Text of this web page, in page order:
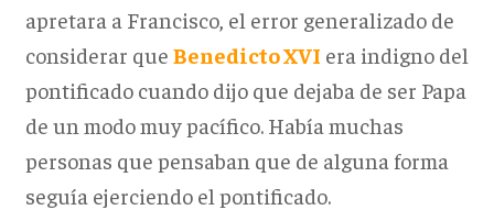
apretara a Francisco, el error generalizado de
considerar que BenedictoXVI era indigno del
pontificado cuando dijo que dejaba de ser Papa
de un modo muy pacífico. Había muchas
personas que pensaban que de alguna forma
seguía ejerciendo el pontificado.